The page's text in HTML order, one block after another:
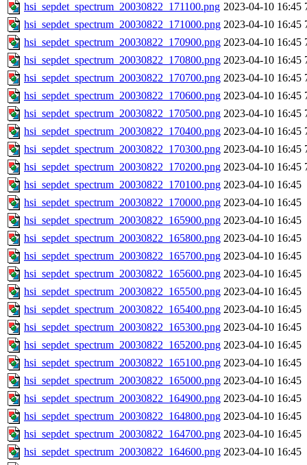
hsi_sepdet_spectrum_20030822_171100.png 2023-04-10 16:45
hsi_sepdet_spectrum_20030822_171000.png 2023-04-10 16:45
hsi_sepdet_spectrum_20030822_170900.png 2023-04-10 16:45
hsi_sepdet_spectrum_20030822_170800.png 2023-04-10 16:45
hsi_sepdet_spectrum_20030822_170700.png 2023-04-10 16:45
hsi_sepdet_spectrum_20030822_170600.png 2023-04-10 16:45
hsi_sepdet_spectrum_20030822_170500.png 2023-04-10 16:45
hsi_sepdet_spectrum_20030822_170400.png 2023-04-10 16:45
hsi_sepdet_spectrum_20030822_170300.png 2023-04-10 16:45
hsi_sepdet_spectrum_20030822_170200.png 2023-04-10 16:45
hsi_sepdet_spectrum_20030822_170100.png 2023-04-10 16:45
hsi_sepdet_spectrum_20030822_170000.png 2023-04-10 16:45
hsi_sepdet_spectrum_20030822_165900.png 2023-04-10 16:45
hsi_sepdet_spectrum_20030822_165800.png 2023-04-10 16:45
hsi_sepdet_spectrum_20030822_165700.png 2023-04-10 16:45
hsi_sepdet_spectrum_20030822_165600.png 2023-04-10 16:45
hsi_sepdet_spectrum_20030822_165500.png 2023-04-10 16:45
hsi_sepdet_spectrum_20030822_165400.png 2023-04-10 16:45
hsi_sepdet_spectrum_20030822_165300.png 2023-04-10 16:45
hsi_sepdet_spectrum_20030822_165200.png 2023-04-10 16:45
hsi_sepdet_spectrum_20030822_165100.png 2023-04-10 16:45
hsi_sepdet_spectrum_20030822_165000.png 2023-04-10 16:45
hsi_sepdet_spectrum_20030822_164900.png 2023-04-10 16:45
hsi_sepdet_spectrum_20030822_164800.png 2023-04-10 16:45
hsi_sepdet_spectrum_20030822_164700.png 2023-04-10 16:45
hsi_sepdet_spectrum_20030822_164600.png 2023-04-10 16:45